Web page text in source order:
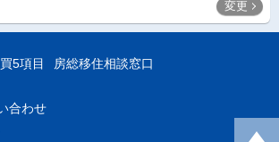
変更
5項目
房総移住相談窓口
合わせ